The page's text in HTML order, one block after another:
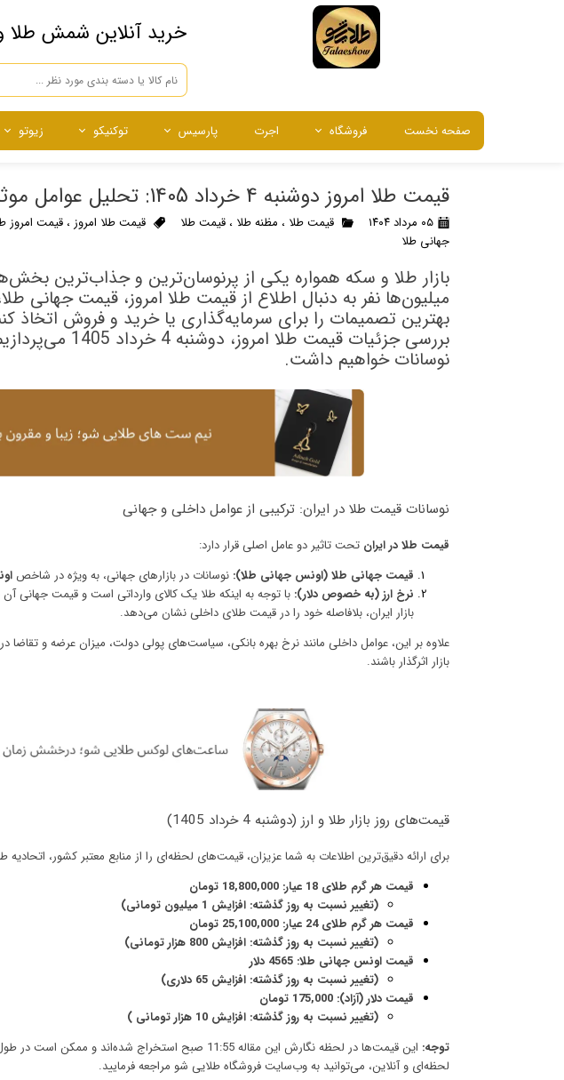
​خرید آنلاین شمش
صفحه نخست فروشگاه
انگشتر ، گوشواره و آویز
ساعت مچی
اجرت پارسیس توکنیکو زیوتو
قیمت طلا امروز دوشنبه 4 خرداد 1405: تحلیل عوامل موثر و پیش‌بینی بازار
۰۵ مرداد ۱۴۰۴ قیمت طلا ، مظنه طلا ، قیمت طلا قیمت طلا امروز ، قیمت امروز
جهانی طلا
بازار طلا و سکه همواره یکی از پرنوسان‌ترین و جذاب‌ترین
میلیون‌ها نفر به دنبال اطلاع از قیمت طلا امروز، قیمت جهانی
بهترین تصمیمات را برای سرمایه‌گذاری یا خرید و فروش اتخاذ
بررسی جزئیات قیمت
نوسانات خواهیم داشت.
نوسانات قیمت طلا در ایران: ترکیبی از عوامل داخلی و جهانی
قیمت طلا در ایران تحت تاثیر دو عامل اصلی قرار دارد:
قیمت جهانی طلا (اونس جهانی طلا): نوسانات در بازارهای جهانی، به ویژه در شاخص
نرخ ارز (به خصوص دلار): با توجه به اینکه طلا یک کالای وارداتی است و قیمت جهانی آن
بازار ایران، بلافاصله خود را در قیمت طلای داخلی نشان می‌دهد.
علاوه بر این، عوامل داخلی مانند نرخ بهره بانکی، سیاست‌های پولی دولت، میزان عرضه و تقاضا
بازار اثرگذار باشند.
قیمت‌های روز بازار طلا و ارز (دوشنبه 4 خرداد 1405)
برای ارائه دقیق‌ترین اطلاعات به شما عزیزان، قیمت‌های لحظه‌ای را از منابع معتبر کشور،
قیمت هر گرم طلای 18 عیار: 18,800,000 تومان
(تغییر نسبت به روز گذشته: افزایش 1 میلیون تومانی)
قیمت هر گرم طلای 24 عیار: 25,100,000 تومان
(تغییر نسبت به روز گذشته: افزایش 800 هزار تومانی)
قیمت اونس جهانی طلا: 4565 دلار
(تغییر نسبت به روز گذشته: افزایش 65 دلاری)
قیمت دلار (آزاد): 175,000 تومان
(تغییر نسبت به روز گذشته: افزایش 10 هزار تومانی )
توجه:
این قیمت‌ها در لحظه نگارش این مقاله 11:55 صبح استخراج
لحظه‌ای و آنلاین، می‌توانید به وب‌سایت فروشگاه طلایی شو مراجعه فرمایید.